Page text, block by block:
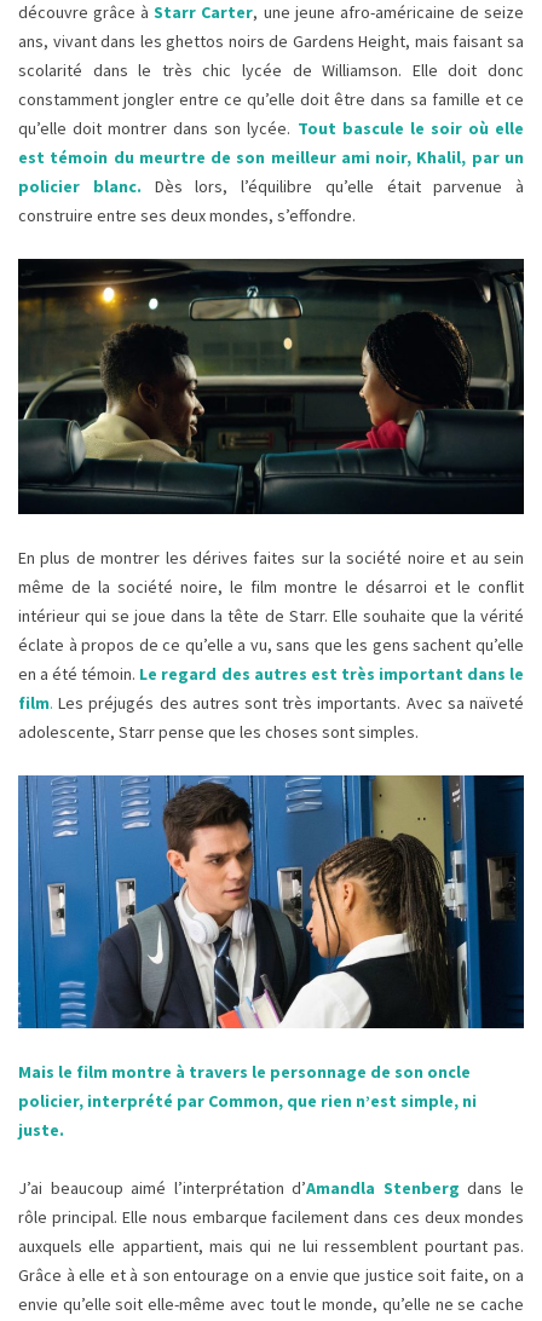
découvre grâce àStarr Carter, une jeune afro-américaine de seize
ans, vivant dans les ghettos noirs de Gardens Height, mais faisant sa
scolarité dans le très chic lycée de Williamson. Elle doit donc
constamment jongler entre ce qu’elle doit être dans sa famille et ce
qu’elle doit montrer dans son lycée. Tout bascule le soir où elle
est témoin du meurtre de son meilleur ami noir, Khalil, par un
policier blanc. Dès lors, l’équilibre qu’elle était parvenue à
construire entre ses deux mondes, s’effondre.
En plus de montrer les dérives faites sur la société noire et au sein
même de la société noire, le film montre le désarroi et le conflit
intérieur qui se joue dans la tête de Starr. Elle souhaite que la vérité
éclate à propos de ce qu’elle a vu, sans que les gens sachent qu’elle
en a été témoin. Le regard des autres est très important dans le
film. Les préjugés des autres sont très importants. Avec sa naïveté
adolescente, Starr pense que les choses sont simples.
Mais le film montre à travers le personnage de son oncle
policier, interprété par Common, que rien n’est simple, ni
juste.
J’ai beaucoup aimé l’interprétation d’Amandla Stenberg dans le
rôle principal. Elle nous embarque facilement dans ces deux mondes
auxquels elle appartient, mais qui ne lui ressemblent pourtant pas.
Grâce à elle et à son entourage on a envie que justice soit faite, on a
envie qu’elle soit elle-même avec tout le monde, qu’elle ne se cache